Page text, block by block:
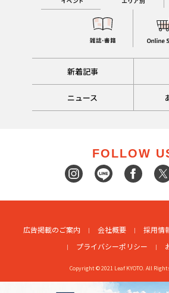
新着記事
ニュース
FOLLOW
広告掲載のご案内 会社概要 採用情
プライバシーポリシー
Copyright © 2021 Leaf KYOTO. All